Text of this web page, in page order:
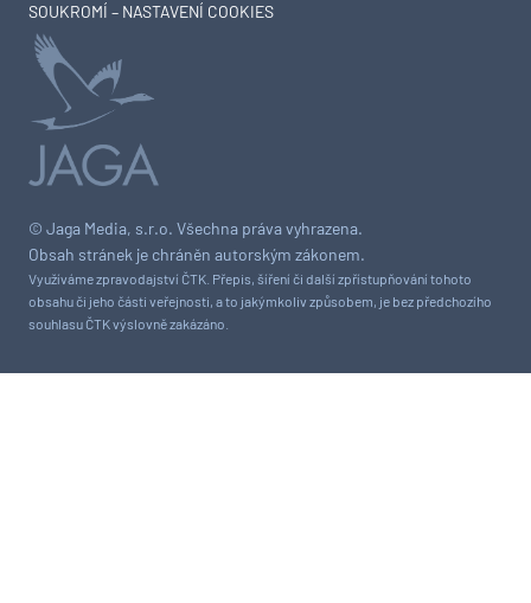
© Jaga Media, s.r.o. Všechna práva vyhrazena.
Obsah stránek je chráněn autorským zákonem.
Využíváme zpravodajství ČTK. Přepis, šíření či další zpřístupňování tohoto
obsahu či jeho části veřejnosti, a to jakýmkoliv způsobem, je bez předchozího
souhlasu ČTK výslovně zakázáno.
SOUKROMÍ – NASTAVENÍ COOKIES